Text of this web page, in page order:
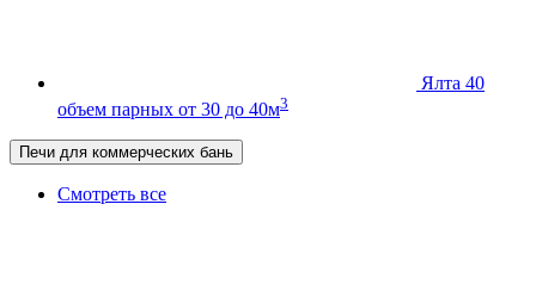
Ялта 40
объем парных от 30 до 40м3
Печи для коммерческих бань
Смотреть все